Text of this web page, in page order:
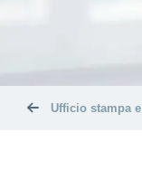
Ufficio stampa